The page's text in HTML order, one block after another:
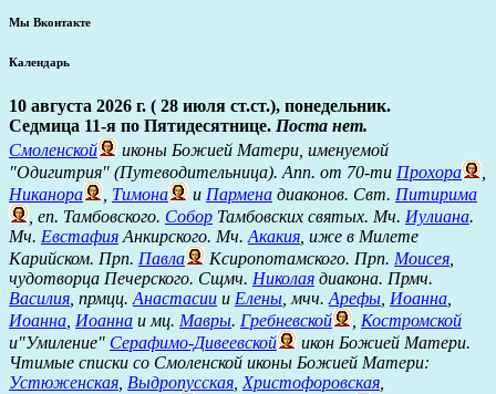
Мы Вконтакте
Календарь
10 августа 2026 г. ( 28 июля ст.ст.), понедельник.
Седмица 11-я по Пятидесятнице. Поста нет.
Смоленской
иконы Божией Матери, именуемой
"Одигитрия" (Путеводительница). Апп. от 70-ти Прохора
,
Никанора
, Тимона и Пармена диаконов. Свт. Питирима
, еп. Тамбовского. Собор Тамбовских святых. Мч. Иулиана.
Мч. ЕвстафияАнкирского. Мч.Акакия, иже в Милете
Карийском. Прп. Павла Ксиропотамского. Прп. Моисея,
чудотворца Печерского. Сщмч. Николая диакона. Прмч.
Василия, прмцц.Анастасии и Елены, мчч.Арефы, Иоанна,
Иоанна, Иоанна и мц. Мавры. Гребневской , Костромской
и"Умиление" Серафимо-Дивеевской
икон Божией Матери.
Чтимые списки со Смоленской иконы Божией Матери:
Устюженская, Выдропусская,Христофоровская,